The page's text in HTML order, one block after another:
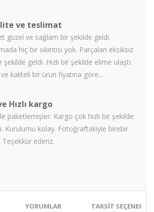
ve teslimat
güzel ve sağlam bir şekilde geldi.
hiç bir sıkıntısı yok. Parçaları eksiksiz
geldi. Hızlı bir şekilde elime ulaştı.
ve kaliteli bir ürün fiyatına göre...
Hızlı kargo
paketlemişler. Kargo çok hızlı bir şekilde
Kurulumu kolay. Fotoğraftakiyle birebir
Teşekkür ederiz.
YORUMLAR TAKSIT